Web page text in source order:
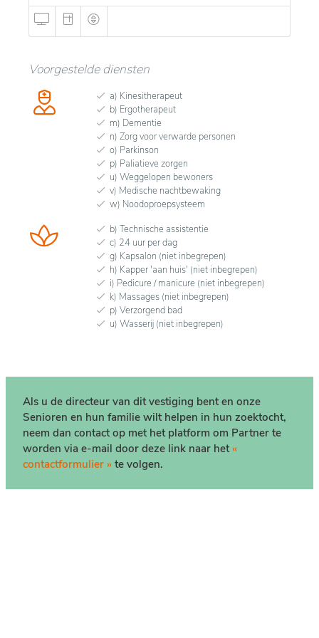
Voorgestelde diensten
a) Kinesitherapeut
b) Ergotherapeut
m) Dementie
n) Zorg voor verwarde personen
o) Parkinson
p) Paliatieve zorgen
u) Weggelopen bewoners
v) Medische nachtbewaking
w) Noodoproepsysteem
b) Technische assistentie
c) 24 uur per dag
g) Kapsalon (niet inbegrepen)
h) Kapper 'aan huis' (niet inbegrepen)
i) Pedicure / manicure (niet inbegrepen)
k) Massages (niet inbegrepen)
p) Verzorgend bad
u) Wasserij (niet inbegrepen)
Als u de directeur van dit vestiging bent en onze
Senioren en hun familie wilt helpen in hun zoektocht,
neem dan contact op met het platform om Partner te
worden via e-mail door deze link naar het «
contactformulier » te volgen.